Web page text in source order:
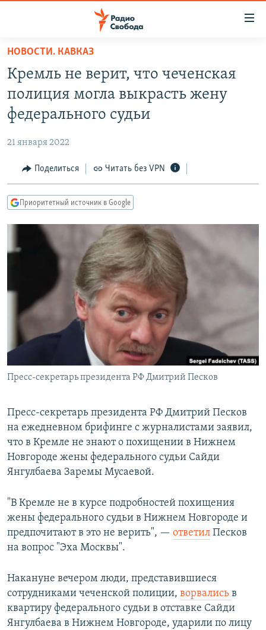
упрощенного
доступа
основному
Вернутся
Вернутся
ПОДКАСТЫ
АВТОРСКИЕ ПРОЕКТЫ
МНЕНИЯ
КУЛЬТУРА
КАВКАЗ.РЕАЛИИ
СЕВЕР.РЕАЛИИ
СИБИРЬ.РЕАЛИИ
РАСПИСАНИЕ ВЕЩАНИЯ
ПОДПИШИТЕСЬ НА РАССЫЛКУ
СОЦИАЛЬНЫЕ СЕТИ
Все сайты РСЕ/РС
НОВОСТИ. КАВКАЗ
Кремль не верит, что чеченская
полиция могла выкрасть жену
федерального судьи
21 января 2022
Поделиться Читать без VPN
Приоритетный источник в Google
Пресс-секретарь президента РФ Дмитрий Песков
Пресс-секретарь президента РФ Дмитрий Песков
на ежедневном брифинге с журналистами заявил,
что в Кремле не знают о похищении в Нижнем
Новгороде жены федерального судьи Сайди
Янгулбаева Заремы Мусаевой.
"В Кремле не в курсе подробностей похищения
жены федерального судьи в Нижнем Новгороде и
предпочитают в это не верить", — ответил Песков
на вопрос "Эха Москвы".
Накануне вечером люди, представившиеся
сотрудниками чеченской полиции, ворвались в
квартиру федерального судьи в отставке Сайди
Янгулбаева в Нижнем Новгороде, ударили по лицу